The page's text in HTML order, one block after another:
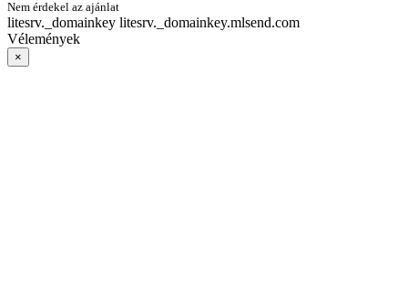
Nem érdekel az ajánlat
litesrv._domainkey litesrv._domainkey.mlsend.com
Vélemények
×